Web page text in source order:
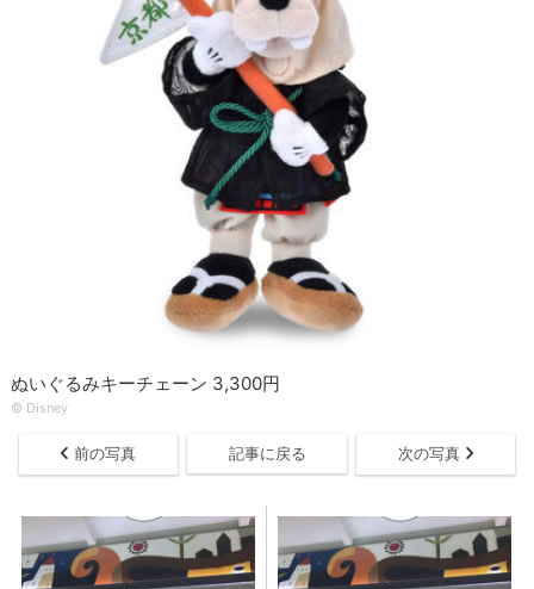
ぬいぐるみキーチェーン 3,300円
© Disney
前の写真 記事に戻る 次の写真